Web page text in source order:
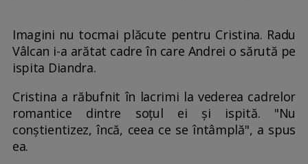
Imagini nu tocmai plăcute pentru Cristina. Radu
Vâlcan i-a arătat cadre în care Andrei o sărută pe
ispita Diandra.
Cristina a răbufnit în lacrimi la vederea cadrelor
romantice dintre soțul ei și ispită. "Nu
conștientizez, încă, ceea ce se întâmplă", a spus
ea.